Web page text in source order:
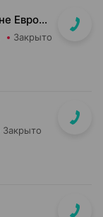
ул. Есенина, д. 76-1 (ТЦ Maximus, в м-не Евроопт Super)
Закрыто
Закрыто